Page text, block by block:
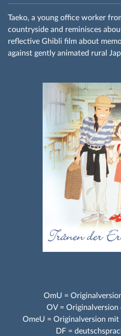
Taeko, a young office worker
countryside and reminisces
reflective Ghibli film about
against gently animated rural
OmU =
OV =
OmeU = Originalversion
DF =